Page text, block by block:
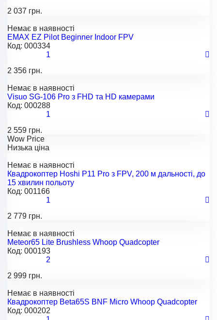
2 037 грн.
Немає в наявності
EMAX EZ Pilot Beginner Indoor FPV
Код: 000334
1
2 356 грн.
Немає в наявності
Visuo SG-106 Pro з FHD та HD камерами
Код: 000288
1
2 559 грн.
Wow Price
Низька ціна
Немає в наявності
Квадрокоптер Hoshi P11 Pro з FPV, 200 м дальності, до
15 хвилин польоту
Код: 001166
1
2 779 грн.
Немає в наявності
Meteor65 Lite Brushless Whoop Quadcopter
Код: 000193
2
2 999 грн.
Немає в наявності
Квадрокоптер Beta65S BNF Micro Whoop Quadcopter
Код: 000202